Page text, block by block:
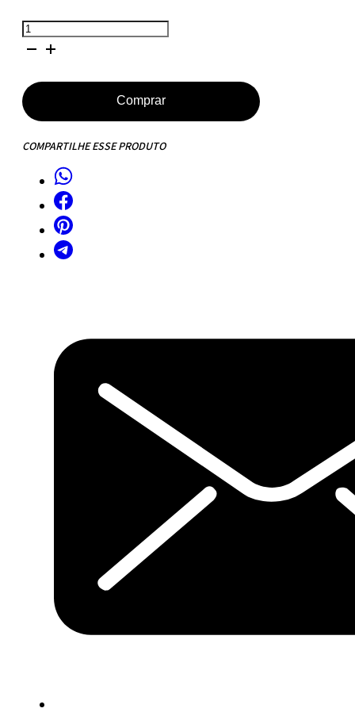
Mesa
de
Tulipa
Saarinen
198x122
Cinamomo
Comprar
COMPARTILHE ESSE PRODUTO